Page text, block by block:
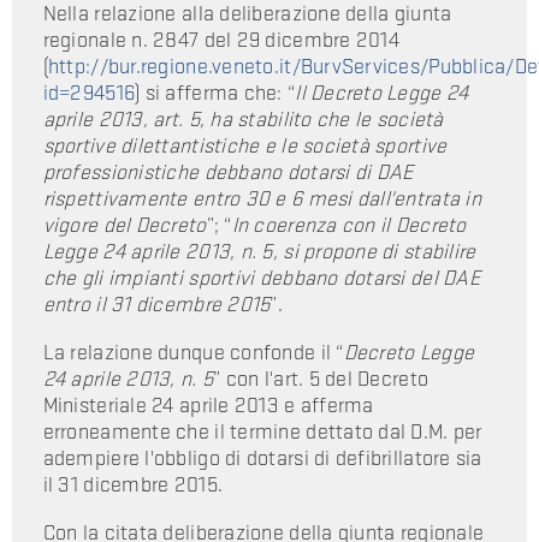
Nella relazione alla deliberazione della giunta
regionale n. 2847 del 29 dicembre 2014
(http://bur.regione.veneto.it/BurvServices/Pubblica/
id=294516) si afferma che: “Il Decreto Legge 24
aprile 2013, art. 5, ha stabilito che le società
sportive dilettantistiche e le società sportive
professionistiche debbano dotarsi di DAE
rispettivamente entro 30 e 6 mesi dall'entrata in
vigore del Decreto”; “In coerenza con il Decreto
Legge 24 aprile 2013, n. 5, si propone di stabilire
che gli impianti sportivi debbano dotarsi del DAE
entro il 31 dicembre 2015”.
La relazione dunque confonde il “Decreto Legge
24 aprile 2013, n. 5” con l'art. 5 del Decreto
Ministeriale 24 aprile 2013 e afferma
erroneamente che il termine dettato dal D.M. per
adempiere l'obbligo di dotarsi di defibrillatore sia
il 31 dicembre 2015.
Con la citata deliberazione della giunta regionale